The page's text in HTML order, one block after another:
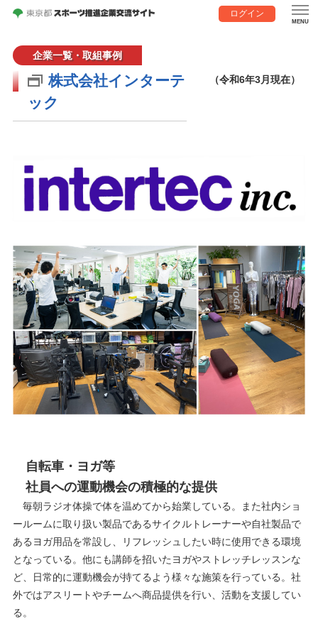
ログイン
企業一覧・取組事例
株式会社インターテ
ック
（令和6年3月現在）
自転車・ヨガ等
社員への運動機会の積極的な提供
毎朝ラジオ体操で体を温めてから始業している。また社内ショ
ールームに取り扱い製品であるサイクルトレーナーや自社製品で
あるヨガ用品を常設し、リフレッシュしたい時に使用できる環境
となっている。他にも講師を招いたヨガやストレッチレッスンな
ど、日常的に運動機会が持てるよう様々な施策を行っている。社
外ではアスリートやチームへ商品提供を行い、活動を支援してい
る。